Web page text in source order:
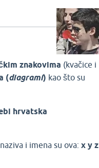
znakovima (kvačice i
(diagrami) kao što su
hrvatska
i imena su ova:x y z